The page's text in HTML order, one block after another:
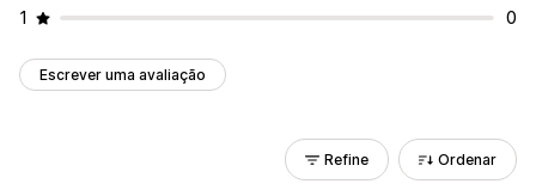
1
0
Escrever uma avaliação
Refine Ordenar